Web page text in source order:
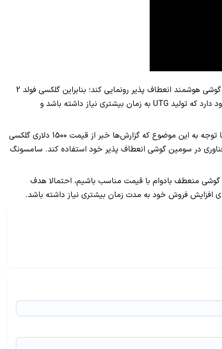
در گذشته به معرفی گوشی گلکسی فولد 2 در سه ماهه اول 2020 اشاره شده بود؛ با این حال سامسونگ قصد دارد سال آینده میلادی از دو گوشی هوشمند انعطاف پذیر رونمایی کند؛ بنابراین گلکسی فولد 2
UTG به زمان بیشتری نیاز داشته باشد و
که گزارش‌ها خبر از قیمت 1500 دلاری گلکسی
در سومین گوشی انعطاف پذیر خود استفاده کند. سامسونگ
که شاهد معرفی یک گوشی منعطف بادوام با قیمت مناسب باشیم، احتمالا هدف
افزایش فروش خود به مدت زمان بیشتری نیاز داشته باشد.